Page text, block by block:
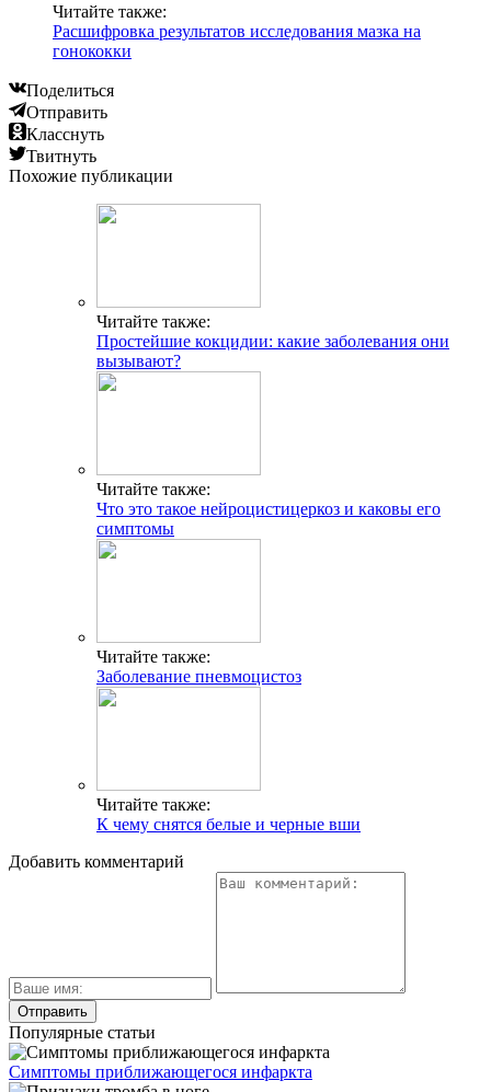
Читайте также:
Расшифровка результатов исследования мазка на
гонококки
Поделиться
Отправить
Класснуть
Твитнуть
Похожие публикации
Читайте также:
Простейшие кокцидии: какие заболевания они
вызывают?
Читайте также:
Что это такое нейроцистицеркоз и каковы его
симптомы
Читайте также:
Заболевание пневмоцистоз
Читайте также:
К чему снятся белые и черные вши
Добавить комментарий
Популярные статьи
Симптомы приближающегося инфаркта